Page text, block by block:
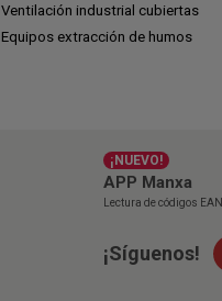
Ventilación industrial cubiertas
Equipos extracción de humos
¡NUEVO!
APP Manxa
Lectura de códigos EAN
¡Síguenos!